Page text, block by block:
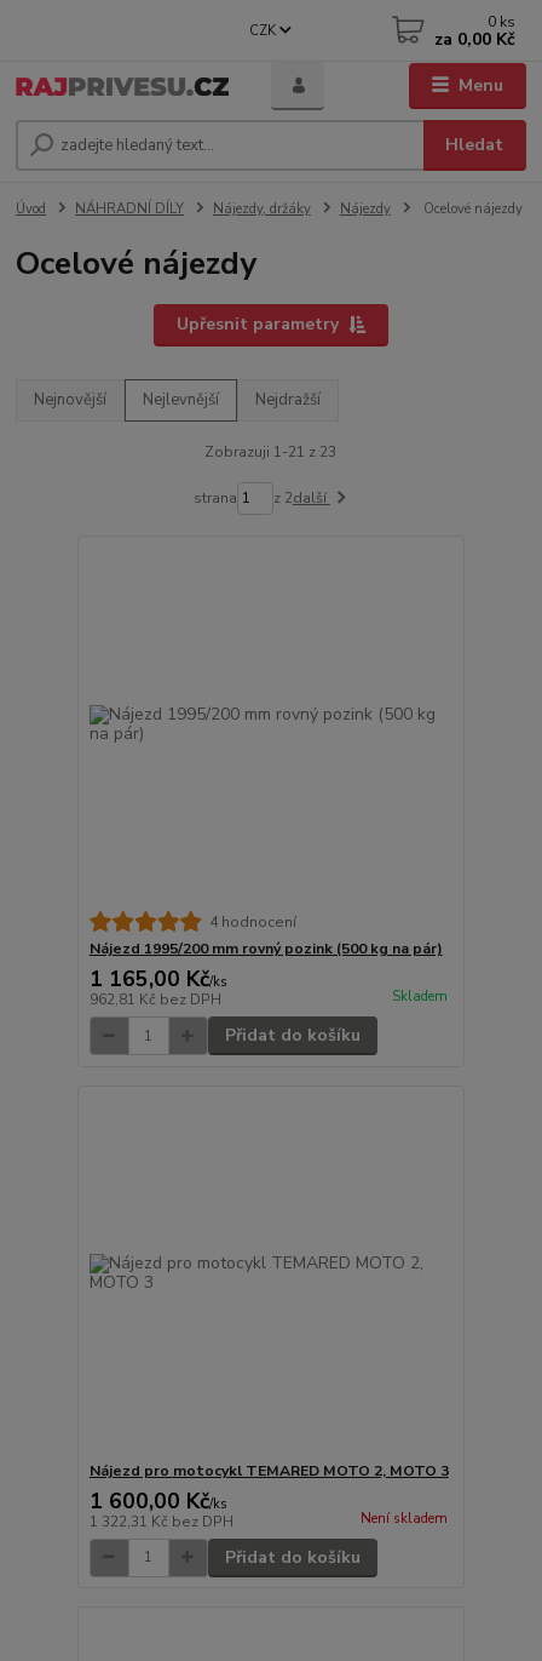
Menu
CZK
Hledat
0 ks
za 0,00 Kč
Úvod NÁHRADNÍ DÍLY Nájezdy, držáky Nájezdy Ocelové nájezdy
Ocelové nájezdy
Upřesnit parametry
Nejnovější Nejlevnější Nejdražší
Zobrazuji 1-21 z 23
strana z 2další
4 hodnocení
Nájezd 1995/200 mm rovný pozink (500 kg na pár)
1 165,00 Kč/ks
962,81 Kč bez DPH Skladem
Přidat do košíku
Nájezd pro motocykl TEMARED MOTO 2, MOTO 3
1 600,00 Kč/ks
1 322,31 Kč bez DPH Není skladem
Přidat do košíku